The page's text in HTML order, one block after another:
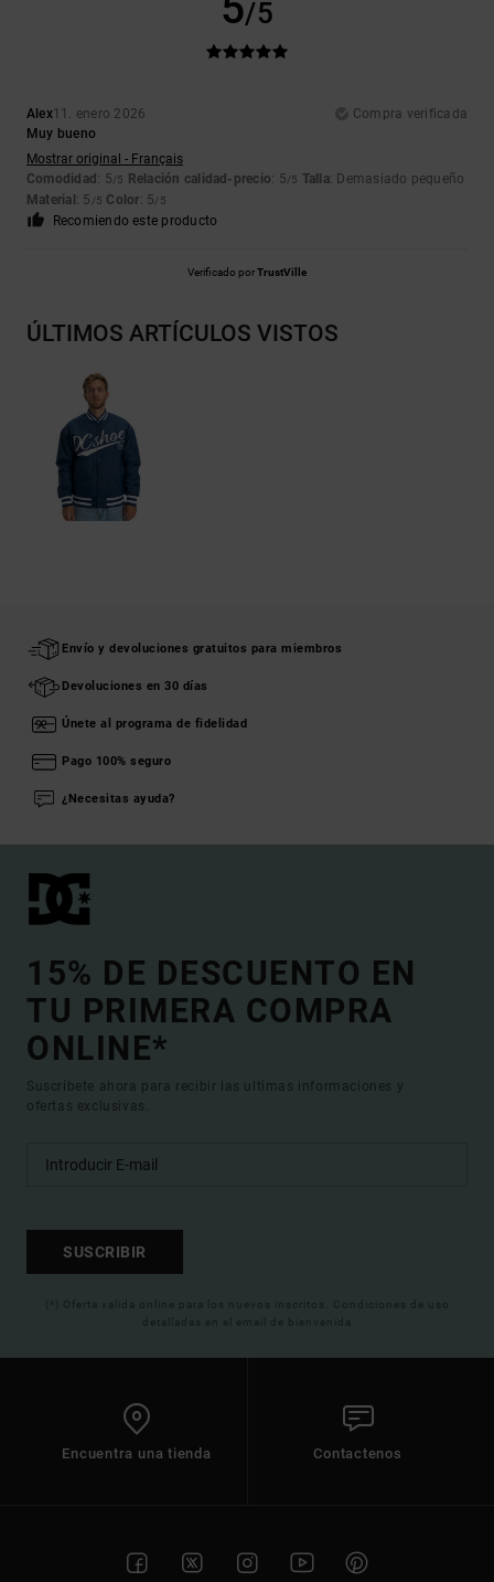
/5
Alex11. enero 2026
Compra verificada
Muy bueno
Mostrar original - Français
Comodidad : 5/5 Relación calidad-precio: 5/5 Talla: Demasiado pequeño
Material : 5 /5 Color: 5/5
Recomiendo este producto
Verificado porTrustVille
ÚLTIMOS ARTÍCULOS VISTOS
Envío y devoluciones gratuitos para miembros
Devoluciones en 30 días
Únete al programa de fidelidad
Pago 100% seguro
¿Necesitas ayuda?
15% DE DESCUENTO EN
TU PRIMERA COMPRA
ONLINE*
Suscríbete ahora para recibir las ultimas informaciones y
ofertas exclusivas.
SUSCRIBIR
(*) Oferta valida online para los nuevos inscritos. Condiciones de uso
detalladas en el email de bienvenida
Encuentra una tienda Contactenos